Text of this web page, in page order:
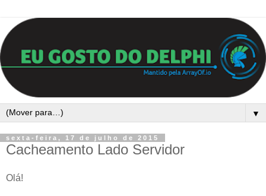
▼
sexta-feira, 17 de julho de 2015
Cacheamento Lado Servidor
Olá!